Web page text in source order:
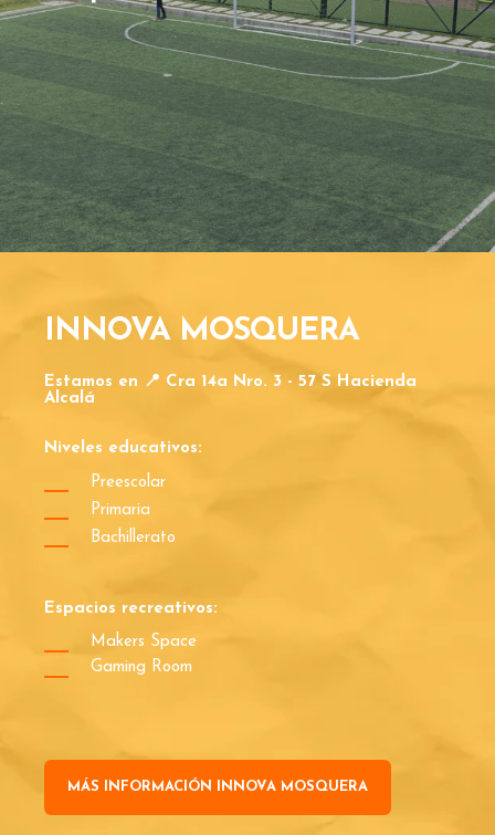
INNOVA MOSQUERA
Estamos en 📍 Cra 14a Nro. 3 - 57 S Hacienda
Alcalá
Niveles educativos:
Preescolar
Primaria
Bachillerato
Espacios recreativos:
Makers Space
Gaming Room
MÁS INFORMACIÓN INNOVA MOSQUERA